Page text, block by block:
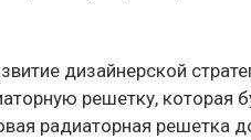
дизайнерской
решетку, которая
радиаторная решетка